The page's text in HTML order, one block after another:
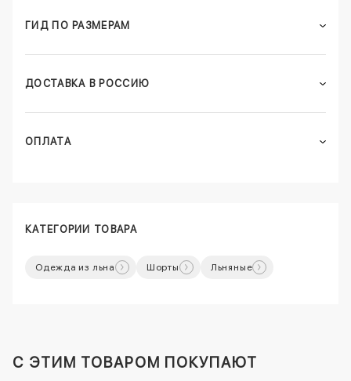
ГИД ПО РАЗМЕРАМ
ДОСТАВКА В РОССИЮ
ОПЛАТА
КАТЕГОРИИ ТОВАРА
Одежда из льна Шорты Льняные
C ЭТИМ ТОВАРОМ ПОКУПАЮТ